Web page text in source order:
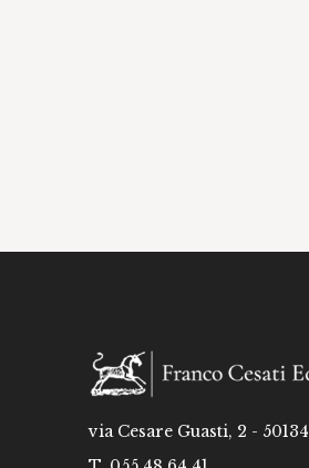
via Cesare Guasti, 2 -